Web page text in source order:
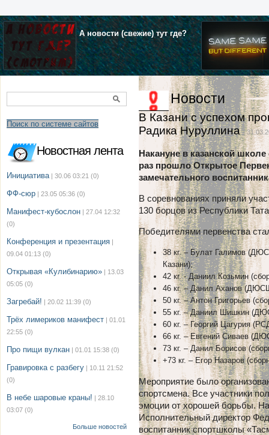
А новости (свежие) тут где?
Поиск по системе сайтов
Новостная лента
Инициатива | 30.06 03:21 (0)
ФФ-сюр | 23.05 05:36 (0)
Манифест-кубослон | 27.04 12:32
(0)
Конференция и презентация |
09.04 01:13 (0)
Открывая «Кулибинарию» | 13.03
05:05 (0)
Загребай! | 20.02 11:39 (0)
Трёх лимериков манифест | 01.01
22:55 (0)
Про пищи вулкан | 01.01 15:38 (0)
Гравировка с разбегу | 10.11 21:52
(0)
В небе шаровые краны! | 28.10
03:07 (0)
Больше новостей
Новости
В Казани с успехом
Радика Нуруллина|
Накануне в казанской
раз прошло Открытое
замечательного
В соревнованиях приняли
130 борцов из Республики
Победителями первенства
38 кг. – Булат Галимов
Казани);
42 кг. - Даниил Козьмин
46 кг. – Данил Аханов
50 кг. – Антон Григорьев
55 кг. – Даниил Шишкин
60 кг. – Георгий Цагурия
66 кг. – Евгений Сиваев
73 кг. – Данил Борисов
+73 кг. – Егор Назаров
Мероприятие было
спортсмена. Все участники
эмоции от хорошей борьбы.
Исполнительный директор
воспитанник спортшколы